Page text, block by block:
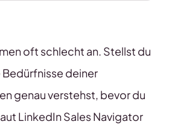
oft schlecht an. Stellst du
Bedürfnisse deiner
genau verstehst, bevor du
LinkedIn Sales Navigator